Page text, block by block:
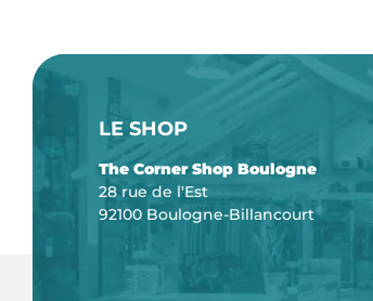
LE SHOP
The Corner Shop Boulogne
28 rue de l'Est
92100 Boulogne-Billancourt